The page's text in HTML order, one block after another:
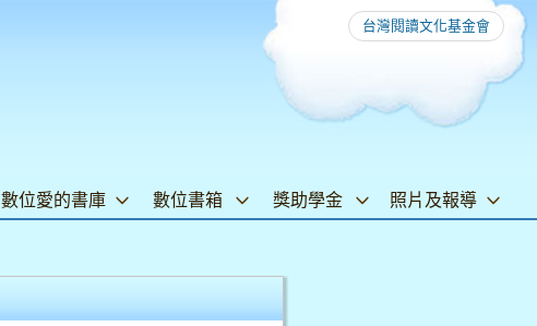
台灣閱讀文化基金會
數位愛的書庫 數位書箱 獎助學金 照片及報導